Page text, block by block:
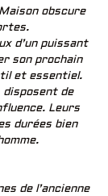
obscure
d’un puissant
son prochain
et essentiel.
de
Leurs
durées bien
de l’ancienne